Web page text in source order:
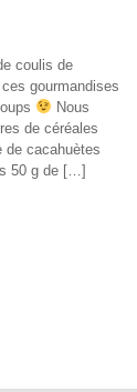
coulis de
gourmandises
Nous
de céréales
de cacahuètes
50 g de […]